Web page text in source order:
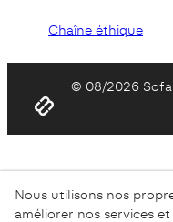
Chaîne éthique
© 08/2026
Nous utilisons nos
améliorer nos services